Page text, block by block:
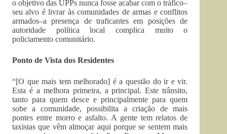
o objetivo das UPPs nunca fosse acabar com o tráfico–
seu alvo é livrar às comunidades de armas e conflitos
armados–a presença de traficantes em posições de
autoridade política local complica muito o
policiamento comunitário.
Ponto de Vista dos Residentes
“[O que mais tem melhorado] é a questão do ir e vir.
Esta é a melhora primeira, a principal. Este trânsito,
tanto para quem desce e principalmente para quem
sobe a comunidade, possibilita a criação de mais
pontes entre morro e asfalto. A gente tem relatos de
taxistas que vêm almoçar aqui porque se sentem mais